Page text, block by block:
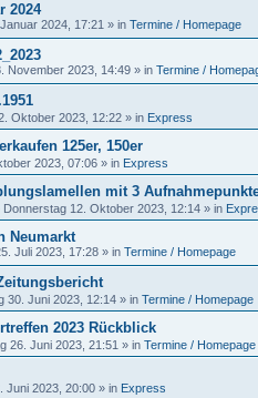
2024
2024, 17:21 » in Termine / Homepage
November 2023, 14:49 » in Termine /
Oktober 2023, 12:22 » in Express
125er, 150er
2023, 07:06 » in Express
mit 3
Donnerstag 12. Oktober 2023, 12:14 » in
Neumarkt
Juli 2023, 17:28 » in Termine / Homepage
30. Juni 2023, 12:14 » in Termine / Homepage
2023 Rückblick
26. Juni 2023, 21:51 » in Termine / Homepage
Juni 2023, 20:00 » in Express